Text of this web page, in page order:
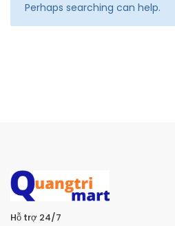
Perhaps searching can help.
Hỗ trợ 24/7